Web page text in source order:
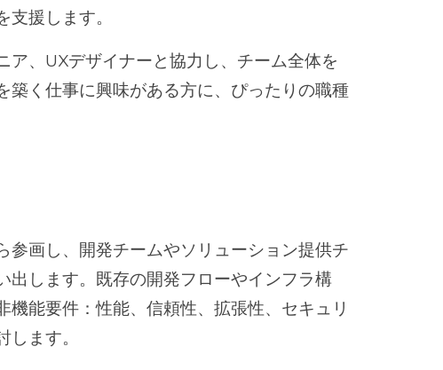
援します。
、UXデザイナーと協力し、チーム全体を
築く仕事に興味がある方に、ぴったりの職種
参画し、開発チームやソリューション提供チ
出します。既存の開発フローやインフラ構
能要件：性能、信頼性、拡張性、セキュリ
ます。